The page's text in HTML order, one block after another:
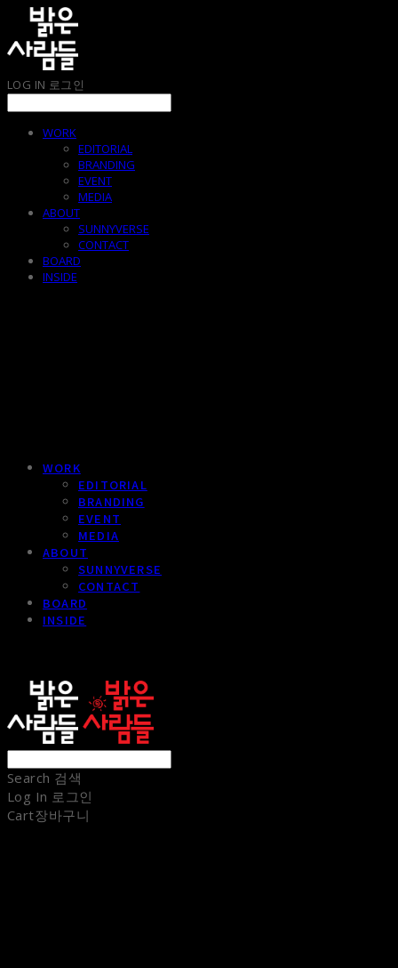
LOG IN 로그인
WORK
EDITORIAL
BRANDING
EVENT
MEDIA
ABOUT
SUNNYVERSE
CONTACT
BOARD
INSIDE
WORK
EDITORIAL
BRANDING
EVENT
MEDIA
ABOUT
SUNNYVERSE
CONTACT
BOARD
INSIDE
Search 검색
Log In 로그인
Cart장바구니